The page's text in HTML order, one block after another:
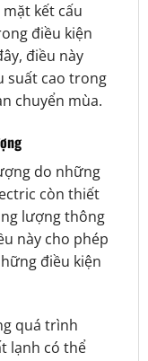
kết cấu
điều kiện
điều này
suất cao trong
chuyển mùa.
do những
còn thiết
lượng thông
này cho phép
điều kiện
quá trình
lạnh có thể